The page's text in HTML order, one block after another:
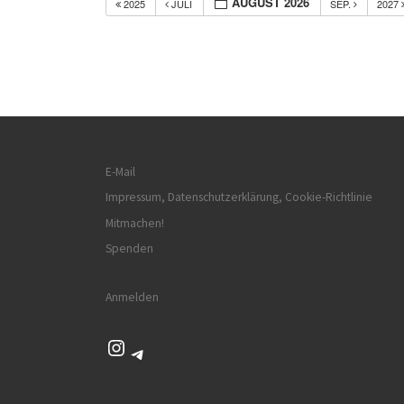
2025 JULI SEP. 2027
E-Mail
Impressum, Datenschutzerklärung, Cookie-Richtlinie
Mitmachen!
Spenden
Anmelden
Instagram
Telegram